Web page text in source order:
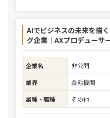
AIでビジネスの未来を描
グ企業｜AXプロデューサ
企業名
非公開
業界
金融機関
業種・職種
その他